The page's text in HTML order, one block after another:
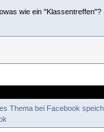
wie ein "Klassentreffen"?